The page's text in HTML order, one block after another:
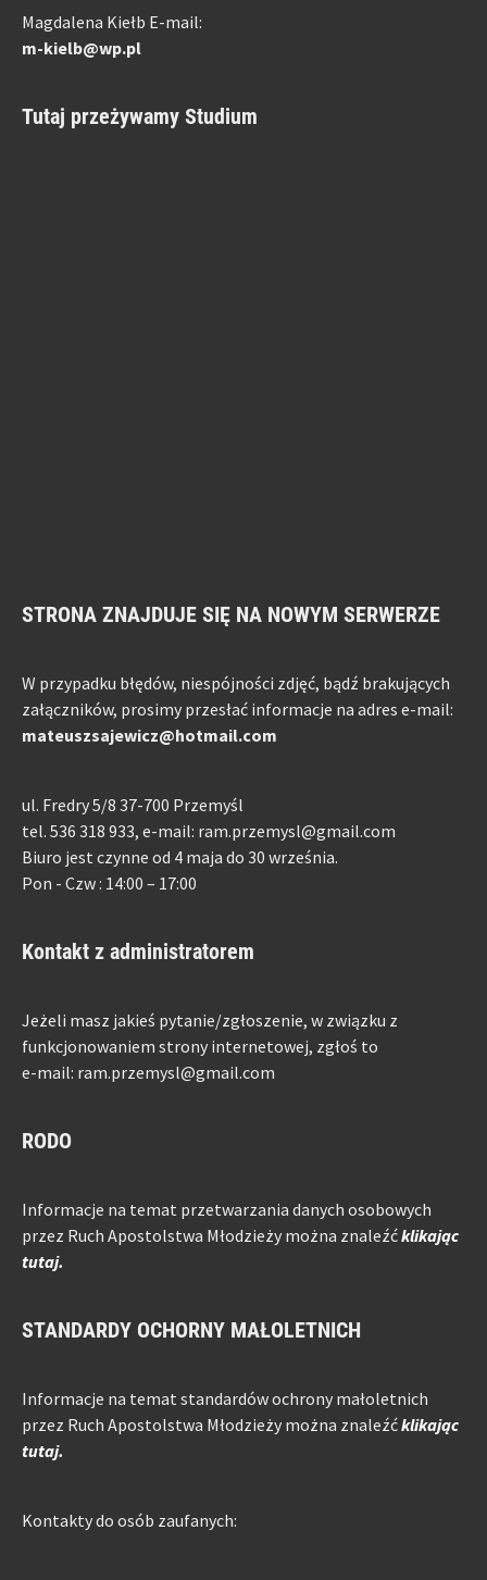
Magdalena Kiełb E-mail:
m-kielb@wp.pl
Tutaj przeżywamy Studium
STRONA ZNAJDUJE SIĘ NA NOWYM SERWERZE
W przypadku błędów, niespójności zdjęć, bądź brakujących
załączników, prosimy przesłać informacje na adres e-mail:
mateuszsajewicz@hotmail.com
ul. Fredry 5/8 37-700 Przemyśl
tel. 536 318 933, e-mail: ram.przemysl@gmail.com
Biuro jest czynne od 4 maja do 30 września.
Pon - Czw : 14:00 – 17:00
Kontakt z administratorem
Jeżeli masz jakieś pytanie/zgłoszenie, w związku z
funkcjonowaniem strony internetowej, zgłoś to
e-mail: ram.przemysl@gmail.com
RODO
Informacje na temat przetwarzania danych osobowych
przez Ruch Apostolstwa Młodzieży można znaleźćklikając
tutaj.
STANDARDY OCHORNY MAŁOLETNICH
Informacje na temat standardów ochrony małoletnich
przez Ruch Apostolstwa Młodzieży można znaleźćklikając
tutaj.
Kontakty do osób zaufanych: